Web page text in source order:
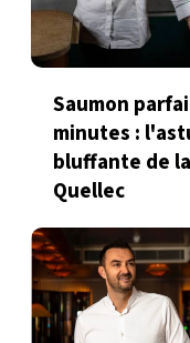
Saumon
minutes :
bluffante de
Quellec